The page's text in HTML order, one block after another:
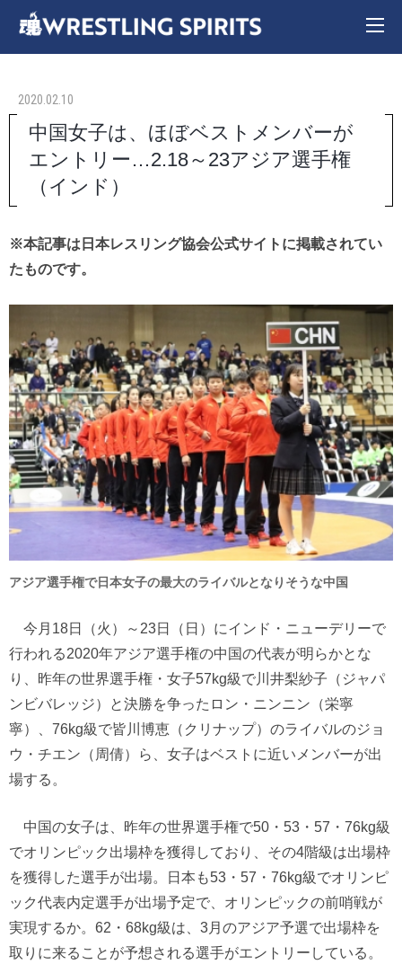
2020.02.10
中国女子は、ほぼベストメンバーが
エントリー…2.18～23アジア選手権
（インド）
※本記事は日本レスリング協会公式サイトに掲載されてい
たものです。
アジア選手権で日本女子の最大のライバルとなりそうな中国
今月18日（火）～23日（日）にインド・ニューデリーで
行われる2020年アジア選手権の中国の代表が明らかとな
り、昨年の世界選手権・女子57kg級で川井梨紗子（ジャパ
ンビバレッジ）と決勝を争ったロン・ニンニン（栄寧
寧）、76kg級で皆川博恵（クリナップ）のライバルのジョ
ウ・チエン（周倩）ら、女子はベストに近いメンバーが出
場する。
中国の女子は、昨年の世界選手権で50・53・57・76kg級
でオリンピック出場枠を獲得しており、その4階級は出場枠
を獲得した選手が出場。日本も53・57・76kg級でオリンピ
ック代表内定選手が出場予定で、オリンピックの前哨戦が
実現するか。62・68kg級は、3月のアジア予選で出場枠を
取りに来ることが予想される選手がエントリーしている。